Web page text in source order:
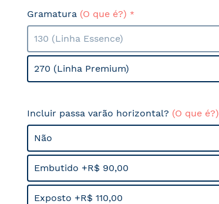
Gramatura (O que é?)
130 (Linha Essence)
270 (Linha Premium)
Incluir passa varão horizontal? (O que é?)
Não
Embutido +R$ 90,00
Exposto +R$ 110,00